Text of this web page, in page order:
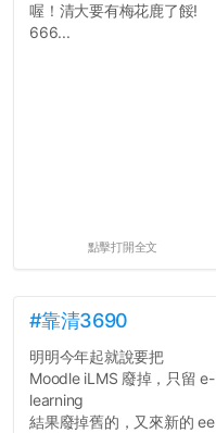
喔！清大要有梅花鹿了餒!
666...
點擊打開全文
#靠清3690
明明今年起就說要把
Moodle iLMS 廢掉，只留 e-
learning
結果廢掉舊的，又來新的 ee